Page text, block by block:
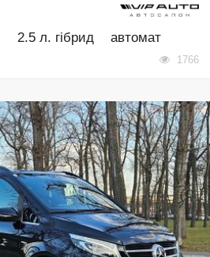
2.5 л. гібрид автомат
1766